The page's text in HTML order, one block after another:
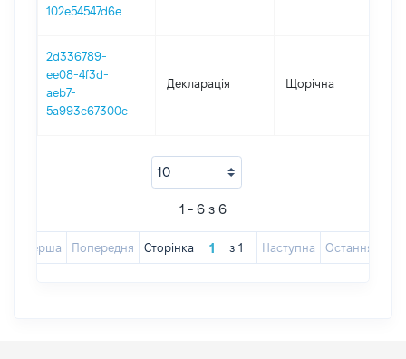
102e54547d6e
2d336789-
ee08-4f3d-
aeb7-
5a993c67300c
Декларація Щорічна
1 - 6 з 6
Перша Попередня Сторінка з 1 Наступна Остання